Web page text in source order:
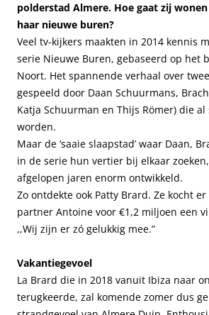
polderstad Almere. Hoe gaat zij
haar nieuwe buren?
Veel tv-kijkers maakten in 2014 kennis
serie Nieuwe Buren, gebaseerd op het
Noort. Het spannende verhaal over
gespeeld door Daan Schuurmans,
Katja Schuurman en Thijs Römer) die
worden.
Maar de ‘saaie slaapstad’ waar Daan,
in de serie hun vertier bij elkaar
afgelopen jaren enorm ontwikkeld.
Zo ontdekte ook Patty Brard. Ze kocht
partner Antoine voor €1,2 miljoen een
,,Wij zijn er zó gelukkig mee.”
Vakantiegevoel
La Brard die in 2018 vanuit Ibiza naar
terugkeerde, zal komende zomer dus